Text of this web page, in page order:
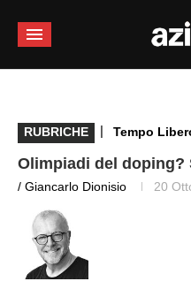
RUBRICHE | Tempo
Olimpiadi del doping?
/ Giancarlo Dionisio 20